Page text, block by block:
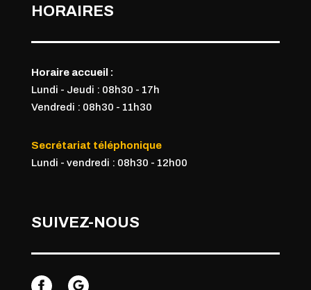
HORAIRES
Horaire accueil :
Lundi - Jeudi : 08h30 - 17h
Vendredi : 08h30 - 11h30
Secrétariat téléphonique
Lundi - vendredi : 08h30 - 12h00
SUIVEZ-NOUS